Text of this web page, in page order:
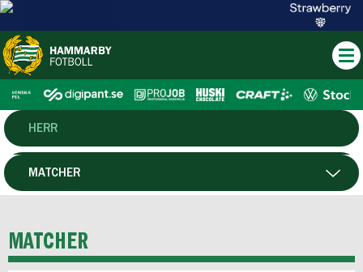
HERR
DAM
P19
MATCHER
MATCHER